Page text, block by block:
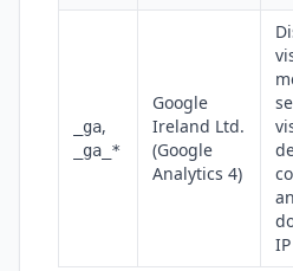
_ga,
_ga_*
Google
Ireland Ltd.
(Google
Analytics 4)
IP